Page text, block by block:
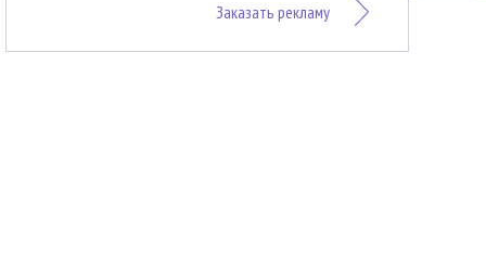
Заказать рекламу